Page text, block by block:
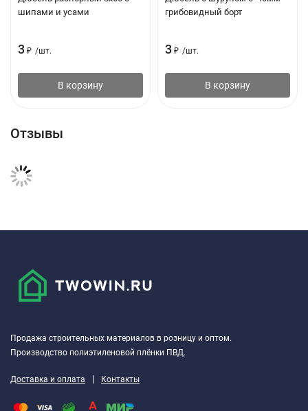
шипами и усами
3 ₽ /шт.
В корзину
грибовидный борт
3 ₽ /шт.
В корзину
Отзывы
Продажа строительных материалов в розницу и оптом.
Производство полиэтиленовой плёнки ПВД.
Доставка и оплата | Контакты